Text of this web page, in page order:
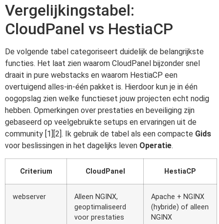
Vergelijkingstabel:
CloudPanel vs HestiaCP
De volgende tabel categoriseert duidelijk de belangrijkste
functies. Het laat zien waarom CloudPanel bijzonder snel
draait in pure webstacks en waarom HestiaCP een
overtuigend alles-in-één pakket is. Hierdoor kun je in één
oogopslag zien welke functieset jouw projecten echt nodig
hebben. Opmerkingen over prestaties en beveiliging zijn
gebaseerd op veelgebruikte setups en ervaringen uit de
community [1][2]. Ik gebruik de tabel als een compacte Gids
voor beslissingen in het dagelijks leven Operatie.
Criterium CloudPanel HestiaCP
webserver
Alleen NGINX,
geoptimaliseerd
voor prestaties
Apache + NGINX
(hybride) of alleen
NGINX